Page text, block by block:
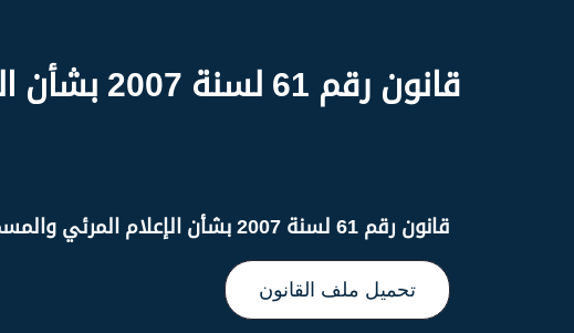
قانون رقم 61 لسنة 2007 بشأن الإعلام المرئي والمسموع
قانون رقم 61 لسنة 2007 بشأن الإعلام المرئي والمسموع
تحميل ملف القانون